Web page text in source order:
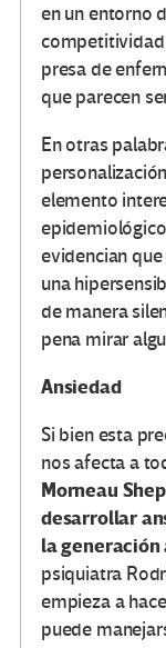
en un entorno
competitividad
presa de
que parecen
En otras
elemento
evidencian
una
de manera
pena mirar
Ansiedad
Si bien esta
nos afecta a
Morneau
desarrollar
la
psiquiatra
empieza a
puede